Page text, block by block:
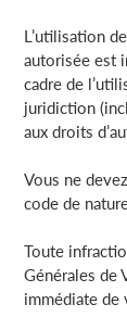
L’utilisation
autorisée est
cadre de
juridiction
aux droits
Vous ne
code de
Toute
Générales de
immédiate de